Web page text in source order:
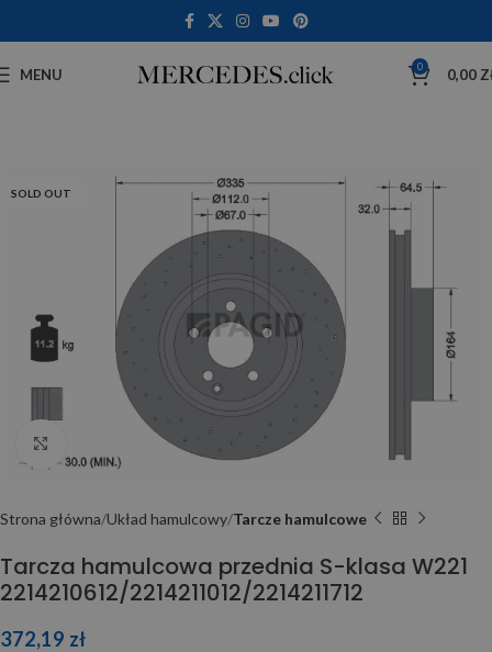
MENU 0 0,00
SOLD OUT
Click to enlarge
Strona główna Układ hamulcowy Tarcze hamulcowe
Tarcza hamulcowa przednia S-klasa W221
2214210612/2214211012/2214211712
372,19 zł